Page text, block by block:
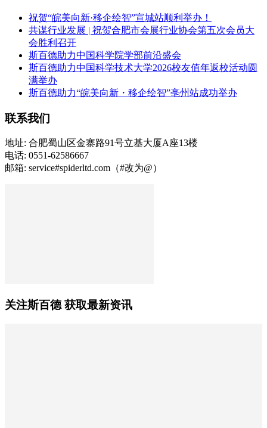
祝贺“皖美向新·移企绘智”宣城站顺利举办！
共谋行业发展 | 祝贺合肥市会展行业协会第五次会员大
会胜利召开
斯百德助力中国科学院学部前沿盛会
斯百德助力中国科学技术大学2026校友值年返校活动圆
满举办
斯百德助力“皖美向新・移企绘智”亳州站成功举办
联系我们
地址: 合肥蜀山区金寨路91号立基大厦A座13楼
电话: 0551-62586667
邮箱: service#spiderltd.com（#改为@）
关注斯百德 获取最新资讯